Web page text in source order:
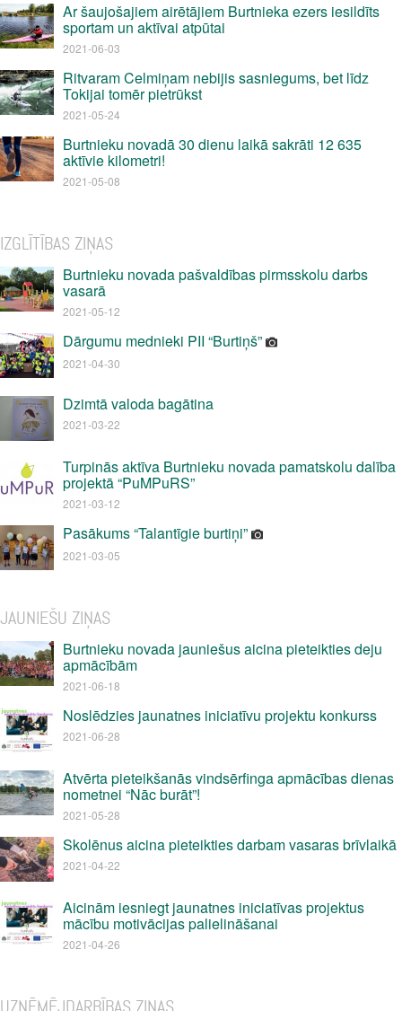
Ar šaujošajiem airētājiem Burtnieka ezers iesildīts
sportam un aktīvai atpūtai
2021-06-03
Ritvaram Celmiņam nebijis sasniegums, bet līdz
Tokijai tomēr pietrūkst
2021-05-24
Burtnieku novadā 30 dienu laikā sakrāti 12 635
aktīvie kilometri!
2021-05-08
IZGLĪTĪBAS ZIŅAS
Burtnieku novada pašvaldības pirmsskolu darbs
vasarā
2021-05-12
Dārgumu mednieki PII “Burtiņš”
2021-04-30
Dzimtā valoda bagātina
2021-03-22
Turpinās aktīva Burtnieku novada pamatskolu dalība
projektā “PuMPuRS”
2021-03-12
Pasākums “Talantīgie burtiņi”
2021-03-05
JAUNIEŠU ZIŅAS
Burtnieku novada jauniešus aicina pieteikties deju
apmācībām
2021-06-18
Noslēdzies jaunatnes iniciatīvu projektu konkurss
2021-06-28
Atvērta pieteikšanās vindsērfinga apmācības dienas
nometnei “Nāc burāt”!
2021-05-28
Skolēnus aicina pieteikties darbam vasaras brīvlaikā
2021-04-22
Aicinām iesniegt jaunatnes iniciatīvas projektus
mācību motivācijas palielināšanai
2021-04-26
UZŅĒMĒJDARBĪBAS ZIŅAS